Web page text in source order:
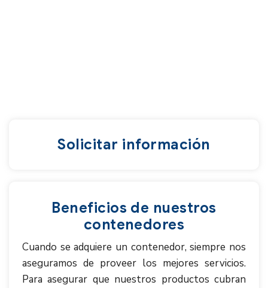
Solicitar información
Beneficios de nuestros
contenedores
Cuando se adquiere un contenedor, siempre nos
aseguramos de proveer los mejores servicios.
Para asegurar que nuestros productos cubran